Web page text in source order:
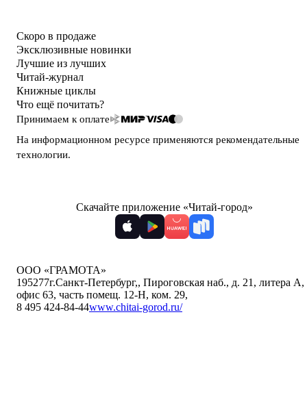
Скоро в продаже
Эксклюзивные новинки
Лучшие из лучших
Читай-журнал
Книжные циклы
Что ещё почитать?
Принимаем к оплате
На информационном ресурсе применяются рекомендательные
технологии.
Скачайте приложение «Читай-город»
ООО «ГРАМОТА»
195277г.Санкт-Петербург,, Пироговская наб., д. 21, литера А,
офис 63, часть помещ. 12-Н, ком. 29,
8 495 424-84-44www.chitai-gorod.ru/